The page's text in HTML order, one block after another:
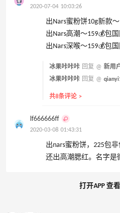
2020-07-04 10:03:26
出Nars蜜粉饼10g新款
出Nars高潮～159💰包
出Nars深喉～159💰包
冰果咔咔咔 回复 @ 新用
冰果咔咔咔 回复 @
共8条评论 >
lf666666ff
2020-03-08 01:43:31
出nars蜜粉饼，225包
还出高潮腮红。名字是
打开APP 查